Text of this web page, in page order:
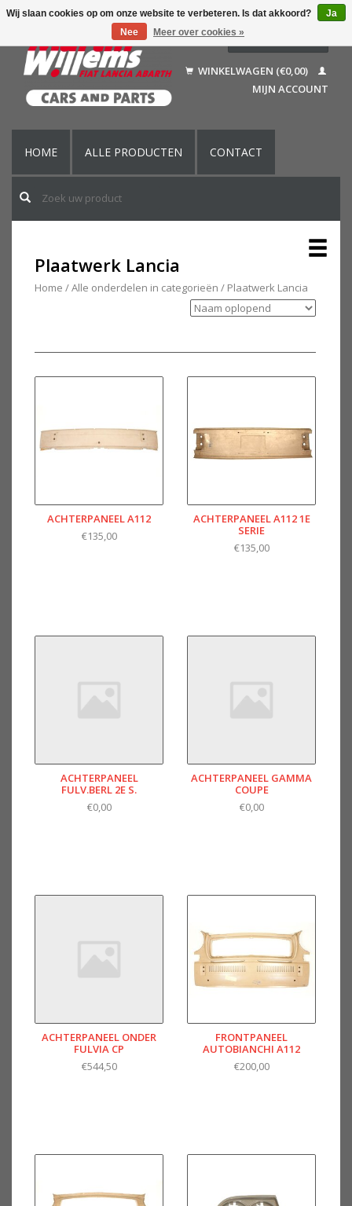
Français
English (US)
WINKELWAGEN (€0,00)
MIJN ACCOUNT
HOME ALLE PRODUCTEN CONTACT
Plaatwerk Lancia
Home /Alle onderdelen in categorieën / Plaatwerk Lancia
ACHTERPANEEL A112
€135,00
ACHTERPANEEL A112 1E
SERIE
€135,00
ACHTERPANEEL
FULV.BERL 2E S.
€0,00
ACHTERPANEEL GAMMA
COUPE
€0,00
ACHTERPANEEL ONDER
FULVIA CP
€544,50
FRONTPANEEL
AUTOBIANCHI A112
€200,00
Wij slaan cookies op om onze website te verbeteren. Is dat akkoord?
Ja
Nee
Meer over cookies »